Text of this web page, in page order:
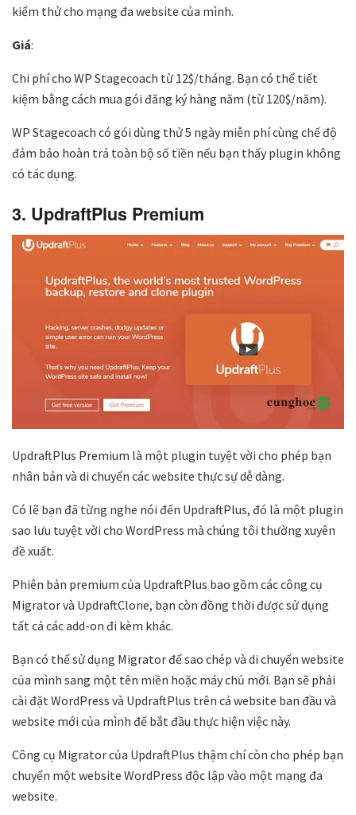
kiểm thử cho mạng đa website của mình.
Giá:
Chi phí cho WP Stagecoach từ 12$/tháng. Bạn có thể tiết
kiệm bằng cách mua gói đăng ký hàng năm (từ 120$/năm).
WP Stagecoach có gói dùng thử 5 ngày miễn phí cùng chế độ
đảm bảo hoàn trả toàn bộ số tiền nếu bạn thấy plugin không
có tác dụng.
3. UpdraftPlus Premium
UpdraftPlus Premium là một plugin tuyệt vời cho phép bạn
nhân bản và di chuyển các website thực sự dễ dàng.
Có lẽ bạn đã từng nghe nói đến UpdraftPlus, đó là một plugin
sao lưu tuyệt vời cho WordPress mà chúng tôi thường xuyên
đề xuất.
Phiên bản premium của UpdraftPlus bao gồm các công cụ
Migrator và UpdraftClone, bạn còn đồng thời được sử dụng
tất cả các add-on đi kèm khác.
Bạn có thể sử dụng Migrator để sao chép và di chuyển website
của mình sang một tên miền hoặc máy chủ mới. Bạn sẽ phải
cài đặt WordPress và UpdraftPlus trên cả website ban đầu và
website mới của mình để bắt đầu thực hiện việc này.
Công cụ Migrator của UpdraftPlus thậm chí còn cho phép bạn
chuyển một website WordPress độc lập vào một mạng đa
website.